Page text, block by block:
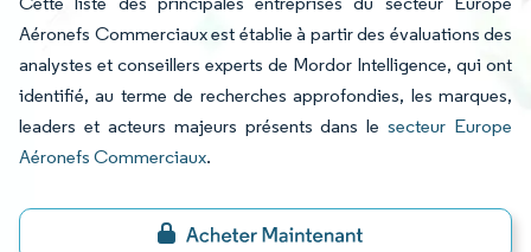
Aéronefs Commerciaux est établie à partir des évaluations des
analystes et conseillers experts de Mordor Intelligence, qui ont
identifié, au terme de recherches approfondies, les marques,
leaders et acteurs majeurs présents dans lesecteur Europe
Aéronefs Commerciaux.